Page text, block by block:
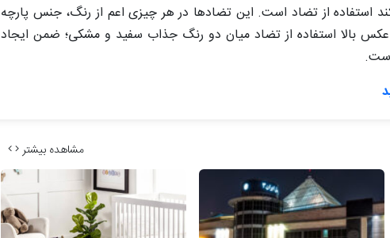
استفاده از تضاد است. این تضادها در هر چیزی اعم از رنگ، جنس پارچه
بالا استفاده از تضاد میان دو رنگ جذاب سفید و مشکی؛ ضمن ایجاد
مشاهده بیشتر